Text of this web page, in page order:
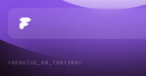
<SERVICE_AB_TESTING>